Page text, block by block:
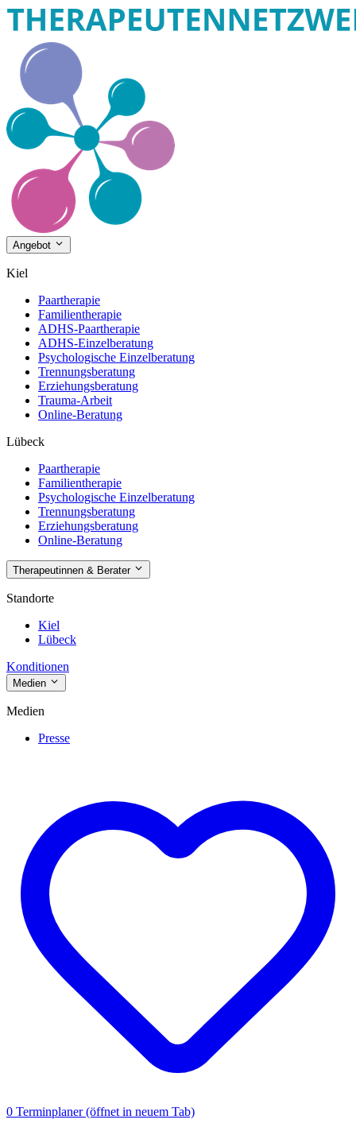
Angebot
Kiel
Paartherapie
Familientherapie
ADHS-Paartherapie
ADHS-Einzelberatung
Psychologische Einzelberatung
Trennungsberatung
Erziehungsberatung
Trauma-Arbeit
Online-Beratung
Lübeck
Paartherapie
Familientherapie
Psychologische Einzelberatung
Trennungsberatung
Erziehungsberatung
Online-Beratung
Therapeutinnen & Berater
Standorte
Kiel
Lübeck
Konditionen
Medien
Medien
Presse
0 Terminplaner(öffnet in neuem Tab)